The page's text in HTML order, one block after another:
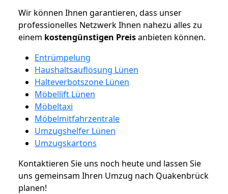
Wir können Ihnen garantieren, dass unser
professionelles Netzwerk Ihnen nahezu alles zu
einem kostengünstigen Preisanbieten können.
Entrümpelung
Haushaltsauflösung Lünen
Halteverbotszone Lünen
Möbellift Lünen
Möbeltaxi
Möbelmitfahrzentrale
Umzugshelfer Lünen
Umzugskartons
Kontaktieren Sie uns noch heute und lassen Sie
uns gemeinsam Ihren Umzug nach Quakenbrück
planen!